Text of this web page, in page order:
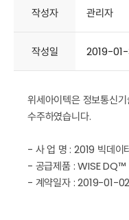
작성자 관리자
작성일 2019-01-
위세아이텍은 정보통신
수주하였습니다.
- 사 업 명 : 2019 빅데이
- 공급제품 : WISE DQ™
- 계약일자 : 2019-01-02